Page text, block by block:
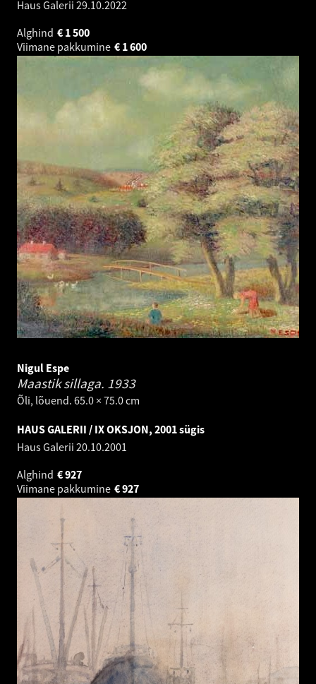
Haus Galerii 29.10.2022
Alghind
1 500
€
Viimane pakkumine
1 600
€
Nigul Espe
Maastik sillaga. 1933
Õli, lõuend. 65.0 × 75.0 cm
HAUS GALERII / IX OKSJON, 2001 sügis
Haus Galerii 20.10.2001
Alghind
927
€
Viimane pakkumine
927
€